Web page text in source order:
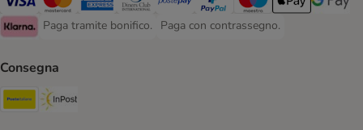
Paga con Visa. Payment Method
Paga con Mastercard. Payment Method
Paga con American Express. Payment Method
Paga con Diners Club. Payment Method
Paga con Postepay. Payment Method
Paga con PayPal. Payment
Paga con Maestro.
Apple PayGoogle
Klarna Payment Method
Paga tramite bonifico.
Paga tramite bonifico. Payment Method
Paga con contrassegno.
Paga con contrassegno. Payment
Consegna
Poste Italiane. Shipping Method